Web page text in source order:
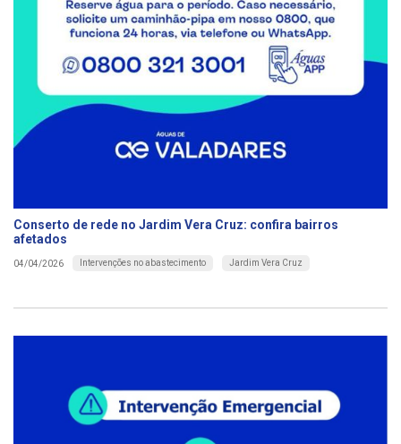
Conserto de rede no Jardim Vera Cruz: confira bairros
afetados
04/04/2026 Intervenções no abastecimento Jardim Vera Cruz